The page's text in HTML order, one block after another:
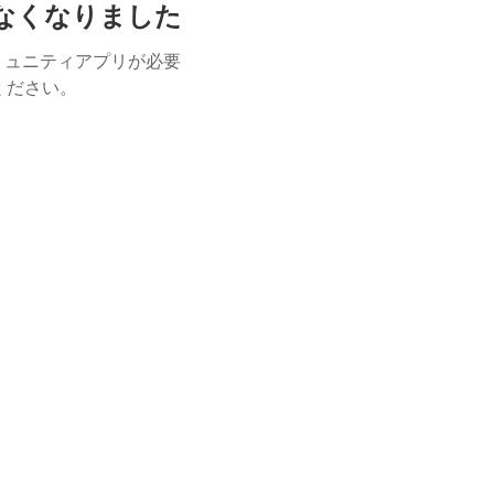
くなりました
ニティアプリが必要
さい。